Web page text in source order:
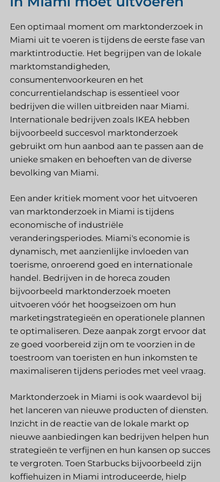
Een optimaal moment om marktonderzoek in
Miami uit te voeren is tijdens de eerste fase van
marktintroductie. Het begrijpen van de lokale
marktomstandigheden,
consumentenvoorkeuren en het
concurrentielandschap is essentieel voor
bedrijven die willen uitbreiden naar Miami.
Internationale bedrijven zoals IKEA hebben
bijvoorbeeld succesvol marktonderzoek
gebruikt om hun aanbod aan te passen aan de
unieke smaken en behoeften van de diverse
bevolking van Miami.
Een ander kritiek moment voor het uitvoeren
van marktonderzoek in Miami is tijdens
economische of industriële
veranderingsperiodes. Miami's economie is
dynamisch, met aanzienlijke invloeden van
toerisme, onroerend goed en internationale
handel. Bedrijven in de horeca zouden
bijvoorbeeld marktonderzoek moeten
uitvoeren vóór het hoogseizoen om hun
marketingstrategieën en operationele plannen
te optimaliseren. Deze aanpak zorgt ervoor dat
ze goed voorbereid zijn om te voorzien in de
toestroom van toeristen en hun inkomsten te
maximaliseren tijdens periodes met veel vraag.
Marktonderzoek in Miami is ook waardevol bij
het lanceren van nieuwe producten of diensten.
Inzicht in de reactie van de lokale markt op
nieuwe aanbiedingen kan bedrijven helpen hun
strategieën te verfijnen en hun kansen op succes
te vergroten. Toen Starbucks bijvoorbeeld zijn
koffiehuizen in Miami introduceerde, hielp